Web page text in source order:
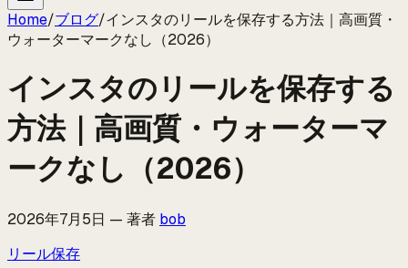
Home/ブログ/インスタのリールを保存する方法｜高画質・
ウォーターマークなし（2026）
インスタのリールを保存する
方法｜高画質・ウォーターマ
ークなし（2026）
2026年7月5日 — 著者 bob
リール保存